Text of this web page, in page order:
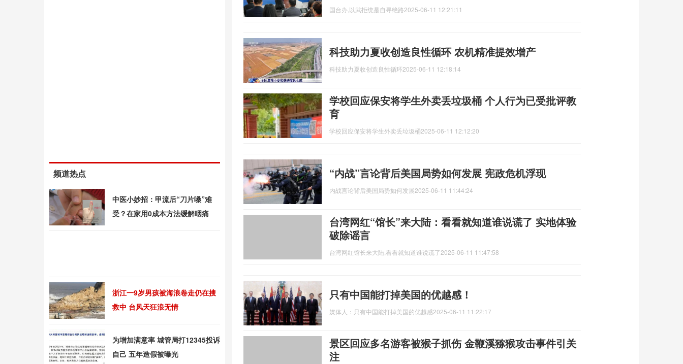
国台办,以武拒统是自寻绝路2025-06-11 12:21:11
科技助力夏收创造良性循环 农机精准提效增产
科技助力夏收创造良性循环2025-06-11 12:18:14
学校回应保安将学生外卖丢垃圾桶 个人行为已受批评教
育
学校回应保安将学生外卖丢垃圾桶2025-06-11 12:12:20
“内战”言论背后美国局势如何发展 宪政危机浮现
内战言论背后美国局势如何发展2025-06-11 11:44:24
台湾网红“馆长”来大陆：看看就知道谁说谎了 实地体验
破除谣言
台湾网红馆长来大陆,看看就知道谁说谎了2025-06-11 11:47:58
只有中国能打掉美国的优越感！
媒体人：只有中国能打掉美国的优越感2025-06-11 11:22:17
景区回应多名游客被猴子抓伤 金鞭溪猕猴攻击事件引关
注
频道热点
中医小妙招：甲流后“刀片嗓”难
受？在家用0成本方法缓解咽痛
浙江一9岁男孩被海浪卷走仍在搜
救中 台风天狂浪无情
为增加满意率 城管局打12345投诉
自己 五年造假被曝光